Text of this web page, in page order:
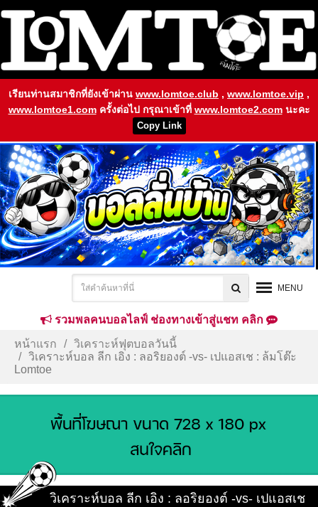
เรียนท่านสมาชิกที่ยังเข้าผ่าน www.lomtoe.club , www.lomtoe.vip ,
www.lomtoe1.com ครั้งต่อไป กรุณาเข้าที่ www.lomtoe2.comนะคะ
Copy Link
MENU
รวมพลคนบอลไลฟ์ ช่องทางเข้าสู่แชท คลิก
หน้าแรก
วิเคราะห์ฟุตบอลวันนี้
วิเคราะห์บอล ลีก เอิง : ลอริยองต์ -vs- เปแอสเช : ล้มโต๊ะ
Lomtoe
วิเคราะห์บอล ลีก เอิง : ลอริยองต์ -vs- เปแอสเช